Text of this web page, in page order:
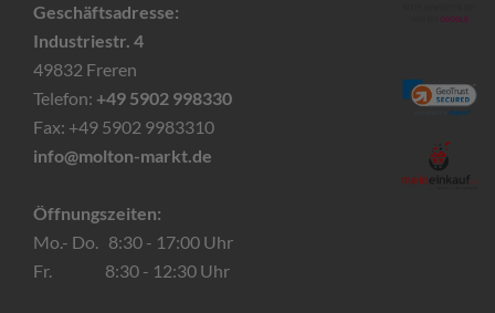
Geschäftsadresse:
Industriestr. 4
49832 Freren
Telefon: +49 5902 998330
Fax: +49 5902 9983310
info@molton-markt.de
Öffnungszeiten:
Mo.- Do. 8:30 - 17:00 Uhr
Fr. 8:30 - 12:30 Uhr